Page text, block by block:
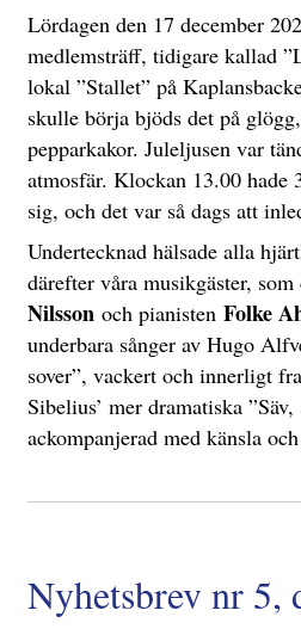
Lördagen den 17 december
medlemsträff, tidigare kallad
lokal ”Stallet” på
skulle börja bjöds det på
pepparkakor. Juleljusen var
atmosfär. Klockan 13.00 hade
sig, och det var så dags att
Undertecknad hälsade alla
därefter våra musikgäster,
Nilsson och pianisten Folke
underbara sånger av Hugo
sover”, vackert och innerligt
Sibelius’ mer dramatiska
ackompanjerad med känsla
Nyhetsbrev nr 5,